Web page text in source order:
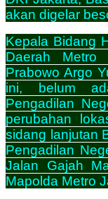
akan digelar
Kepala Bidang
Daerah Metro
Prabowo Argo
ini, belum
Pengadilan
perubahan
sidang lanjutan
Pengadilan
Jalan Gajah
Mapolda Metro